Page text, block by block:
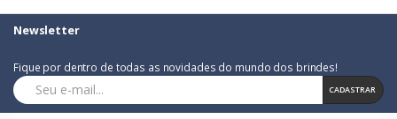
Newsletter
Fique por dentro de todas as novidades do mundo dos brindes!
CADASTRAR